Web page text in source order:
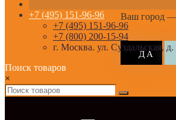
Ваш город —
+7 (495) 151-96-96
+7 (495) 151-96-96
+7 (800) 200-15-94
г. Москва. ул. Суздальская,
Поиск товаров
×